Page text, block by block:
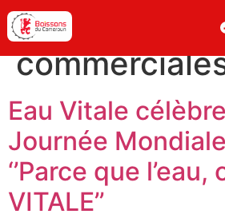
Catégorie :
Eau Vitale
Journée Mondiale
‘’Parce que l’eau,
VITALE’’